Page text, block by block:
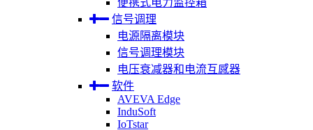
便携式电力监控箱
信号调理
电源隔离模块
信号调理模块
电压衰减器和电流互感器
软件
AVEVA Edge
InduSoft
IoTstar